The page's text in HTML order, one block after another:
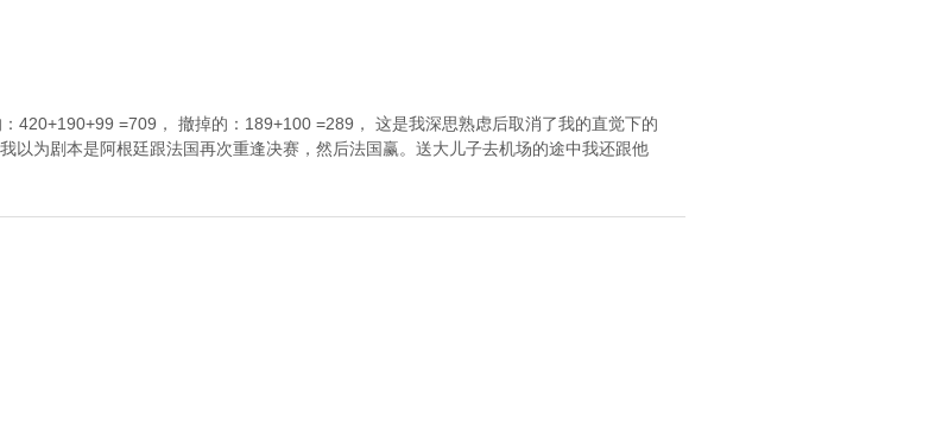
420+190+99 =709， 撤掉的：189+100 =289， 这是我深思熟虑后取消了我的直觉下的
以为剧本是阿根廷跟法国再次重逢决赛，然后法国赢。送大儿子去机场的途中我还跟他